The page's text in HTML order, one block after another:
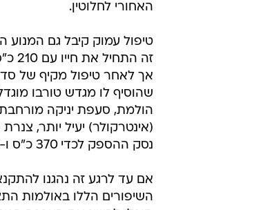
האחורי לחלוטין.
זה
שהוסיף לו מגדש טורבו
הולמת, סעפת יניקה מורחבת,
(אינטרקולר) יעיל יותר,
נסק ההספק לכדי 370 כ"ס ו-49 קג"מ.
אם עד לרגע זה נהגנו